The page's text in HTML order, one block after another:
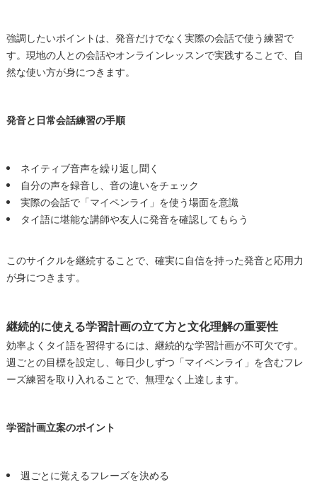
強調したいポイントは、発音だけでなく実際の会話で使う練習で
す。現地の人との会話やオンラインレッスンで実践することで、自
然な使い方が身につきます。
発音と日常会話練習の手順
ネイティブ音声を繰り返し聞く
自分の声を録音し、音の違いをチェック
実際の会話で「マイペンライ」を使う場面を意識
タイ語に堪能な講師や友人に発音を確認してもらう
このサイクルを継続することで、確実に自信を持った発音と応用力
が身につきます。
継続的に使える学習計画の立て方と文化理解の重要性
効率よくタイ語を習得するには、継続的な学習計画が不可欠です。
週ごとの目標を設定し、毎日少しずつ「マイペンライ」を含むフレ
ーズ練習を取り入れることで、無理なく上達します。
学習計画立案のポイント
週ごとに覚えるフレーズを決める